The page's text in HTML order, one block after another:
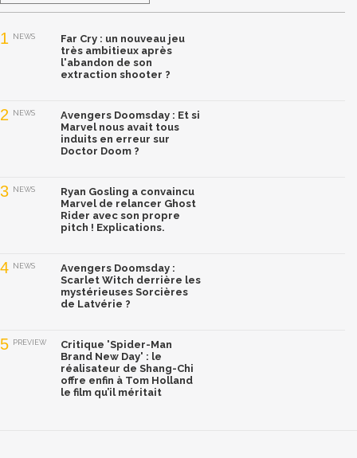
1 NEWS
Far Cry : un nouveau jeu
très ambitieux après
l'abandon de son
extraction shooter ?
2 NEWS
Avengers Doomsday : Et si
Marvel nous avait tous
induits en erreur sur
Doctor Doom ?
3 NEWS
Ryan Gosling a convaincu
Marvel de relancer Ghost
Rider avec son propre
pitch ! Explications.
4 NEWS
Avengers Doomsday :
Scarlet Witch derrière les
mystérieuses Sorcières
de Latvérie ?
5 PREVIEW
Critique 'Spider-Man
Brand New Day' : le
réalisateur de Shang-Chi
offre enfin à Tom Holland
le film qu’il méritait